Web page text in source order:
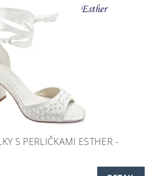
S PERLIČKAMI ESTHER -